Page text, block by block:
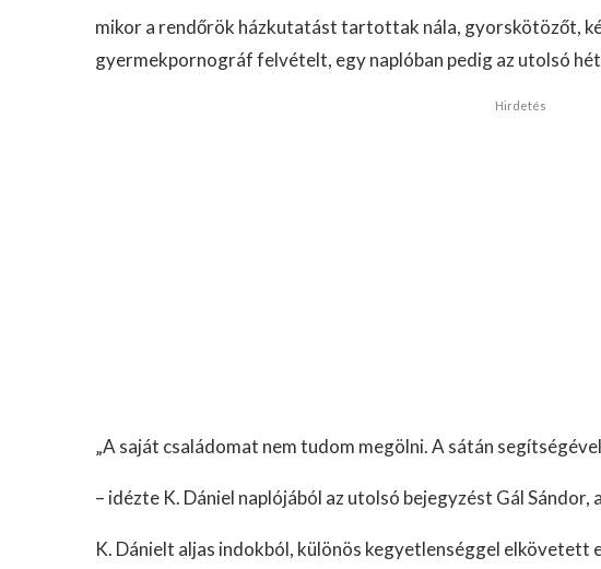
mikor a rendőrök házkutatást tartottak nála, gyorskötözőt,
gyermekpornográf felvételt, egy naplóban pedig az utolsó
Hirdetés
„A saját családomat nem tudom megölni. A sátán
– idézte K. Dániel naplójából az utolsó bejegyzést Gál
K. Dánielt aljas indokból, különös kegyetlenséggel elkövetett